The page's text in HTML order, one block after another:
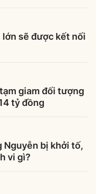
lớn sẽ được kết nối
giam đối tượng
tỷ đồng
Nguyễn bị khởi tố,
vi gì?